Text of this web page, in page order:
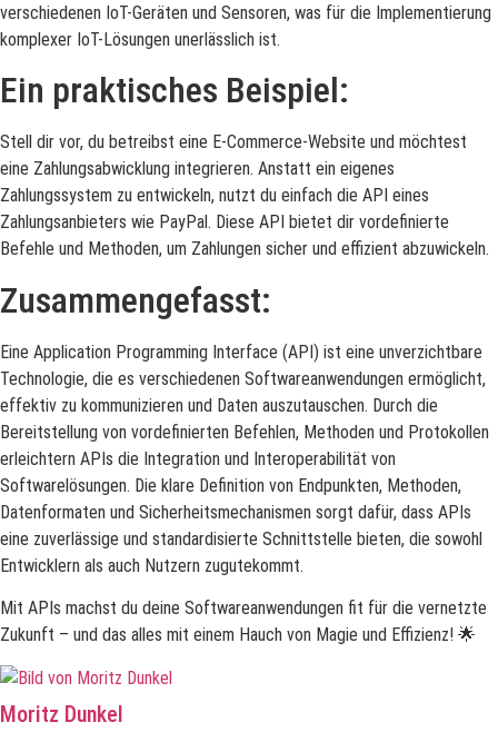
verschiedenen IoT-Geräten und Sensoren, was für die Implementierung
komplexer IoT-Lösungen unerlässlich ist.
Ein praktisches Beispiel:
Stell dir vor, du betreibst eine E-Commerce-Website und möchtest
eine Zahlungsabwicklung integrieren. Anstatt ein eigenes
Zahlungssystem zu entwickeln, nutzt du einfach die API eines
Zahlungsanbieters wie PayPal. Diese API bietet dir vordefinierte
Befehle und Methoden, um Zahlungen sicher und effizient abzuwickeln.
Zusammengefasst:
Eine Application Programming Interface (API) ist eine unverzichtbare
Technologie, die es verschiedenen Softwareanwendungen ermöglicht,
effektiv zu kommunizieren und Daten auszutauschen. Durch die
Bereitstellung von vordefinierten Befehlen, Methoden und Protokollen
erleichtern APIs die Integration und Interoperabilität von
Softwarelösungen. Die klare Definition von Endpunkten, Methoden,
Datenformaten und Sicherheitsmechanismen sorgt dafür, dass APIs
eine zuverlässige und standardisierte Schnittstelle bieten, die sowohl
Entwicklern als auch Nutzern zugutekommt.
Mit APIs machst du deine Softwareanwendungen fit für die vernetzte
Zukunft – und das alles mit einem Hauch von Magie und Effizienz! 🌟
Moritz Dunkel